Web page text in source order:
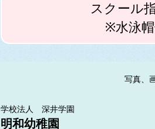
スクール
※水泳
写真、
学校法人 深井学園
明和幼稚園